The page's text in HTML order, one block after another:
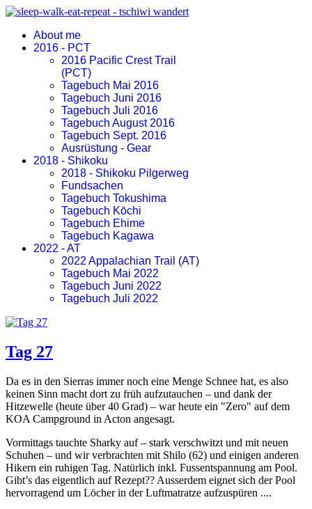
About me
2016 - PCT
2016 Pacific Crest Trail
(PCT)
Tagebuch Mai 2016
Tagebuch Juni 2016
Tagebuch Juli 2016
Tagebuch August 2016
Tagebuch Sept. 2016
Ausrüstung - Gear
2018 - Shikoku
2018 - Shikoku Pilgerweg
Fundsachen
Tagebuch Tokushima
Tagebuch Kōchi
Tagebuch Ehime
Tagebuch Kagawa
2022 - AT
2022 Appalachian Trail (AT)
Tagebuch Mai 2022
Tagebuch Juni 2022
Tagebuch Juli 2022
Tag 27
Da es in den Sierras immer noch eine Menge Schnee hat, es also
keinen Sinn macht dort zu früh aufzutauchen – und dank der
Hitzewelle (heute über 40 Grad) – war heute ein "Zero" auf dem
KOA Campground in Acton angesagt.
Vormittags tauchte Sharky auf – stark verschwitzt und mit neuen
Schuhen – und wir verbrachten mit Shilo (62) und einigen anderen
Hikern ein ruhigen Tag. Natürlich inkl. Fussentspannung am Pool.
Gibt’s das eigentlich auf Rezept?? Ausserdem eignet sich der Pool
hervorragend um Löcher in der Luftmatratze aufzuspüren ....